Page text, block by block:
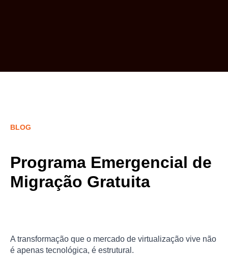
BLOG
Programa Emergencial de
Migração Gratuita
A transformação que o mercado de virtualização vive não
é apenas tecnológica, é estrutural.